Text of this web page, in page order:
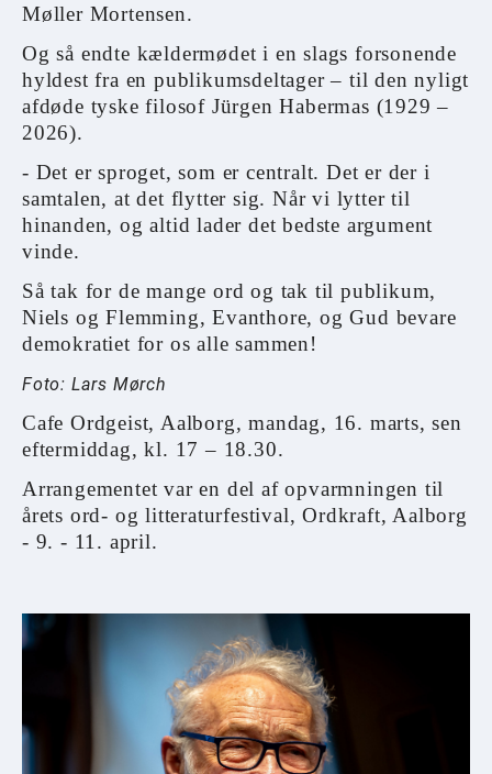
Møller Mortensen.
Og så endte kældermødet i en slags forsonende
hyldest fra en publikumsdeltager – til den nyligt
afdøde tyske filosof Jürgen Habermas (1929 –
2026).
- Det er sproget, som er centralt. Det er der i
samtalen, at det flytter sig. Når vi lytter til
hinanden, og altid lader det bedste argument
vinde.
Så tak for de mange ord og tak til publikum,
Niels og Flemming, Evanthore, og Gud bevare
demokratiet for os alle sammen!
Foto: Lars Mørch
Cafe Ordgeist, Aalborg, mandag, 16. marts, sen
eftermiddag, kl. 17 – 18.30.
Arrangementet var en del af opvarmningen til
årets ord- og litteraturfestival, Ordkraft, Aalborg
- 9. - 11. april.